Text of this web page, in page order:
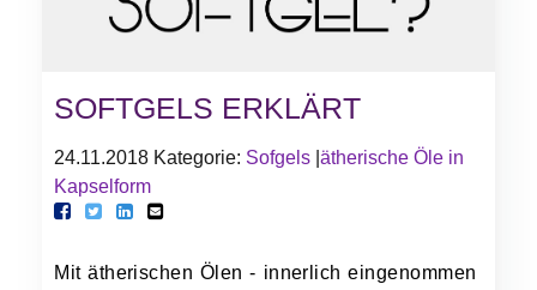
SOFTGELS ERKLÄRT
24.11.2018 Kategorie: Sofgels |ätherische Öle in
Kapselform
Mit ätherischen Ölen - innerlich eingenommen